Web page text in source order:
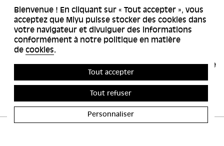
secteur des ventes internationales de films
d’animation, avec 10 nominations aux Oscars et
plusieurs prix majeurs ; La Galerie Miyu, qui fait depuis
2021 le pont entre Art Contemporain et Animation,
valorisant le travail plastique des cinéastes d’animation
par la curation d’expositions et la création d’une
résidence d’artiste. Miyu se veut ainsi un label global de
l’animation indépendante.
Bienvenue ! En cliquant sur « Tout accepter », vous
acceptez que Miyu puisse stocker des cookies dans
votre navigateur et divulguer des informations
conformément à notre politique en matière
de cookies.
Tout accepter
Tout refuser
Personnaliser